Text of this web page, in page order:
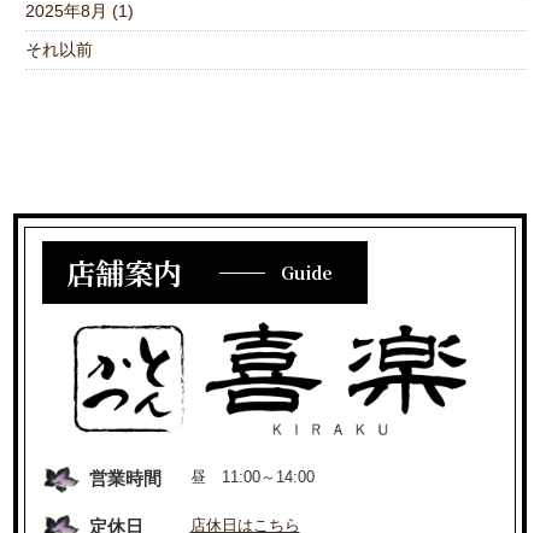
2025年8月 (1)
それ以前
店舗案内 Guide
営業時間 昼 11:00～14:00
定休日 店休日はこちら